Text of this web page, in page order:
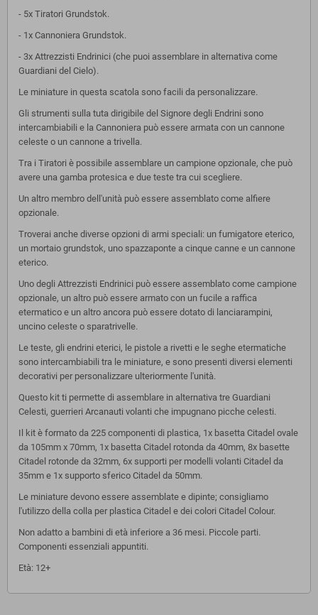
- 5x Tiratori Grundstok.
- 1x Cannoniera Grundstok.
- 3x Attrezzisti Endrinici (che puoi assemblare in alternativa come
Guardiani del Cielo).
Le miniature in questa scatola sono facili da personalizzare.
Gli strumenti sulla tuta dirigibile del Signore degli Endrini sono
intercambiabili e la Cannoniera può essere armata con un cannone
celeste o un cannone a trivella.
Tra i Tiratori è possibile assemblare un campione opzionale, che può
avere una gamba protesica e due teste tra cui scegliere.
Un altro membro dell'unità può essere assemblato come alfiere
opzionale.
Troverai anche diverse opzioni di armi speciali: un fumigatore eterico,
un mortaio grundstok, uno spazzaponte a cinque canne e un cannone
eterico.
Uno degli Attrezzisti Endrinici può essere assemblato come campione
opzionale, un altro può essere armato con un fucile a raffica
etermatico e un altro ancora può essere dotato di lanciarampini,
uncino celeste o sparatrivelle.
Le teste, gli endrini eterici, le pistole a rivetti e le seghe etermatiche
sono intercambiabili tra le miniature, e sono presenti diversi elementi
decorativi per personalizzare ulteriormente l'unità.
Questo kit ti permette di assemblare in alternativa tre Guardiani
Celesti, guerrieri Arcanauti volanti che impugnano picche celesti.
Il kit è formato da 225 componenti di plastica, 1x basetta Citadel ovale
da 105mm x 70mm, 1x basetta Citadel rotonda da 40mm, 8x basette
Citadel rotonde da 32mm, 6x supporti per modelli volanti Citadel da
35mm e 1x supporto sferico Citadel da 50mm.
Le miniature devono essere assemblate e dipinte; consigliamo
l'utilizzo della colla per plastica Citadel e dei colori Citadel Colour.
Non adatto a bambini di età inferiore a 36 mesi. Piccole parti.
Componenti essenziali appuntiti.
Età: 12+